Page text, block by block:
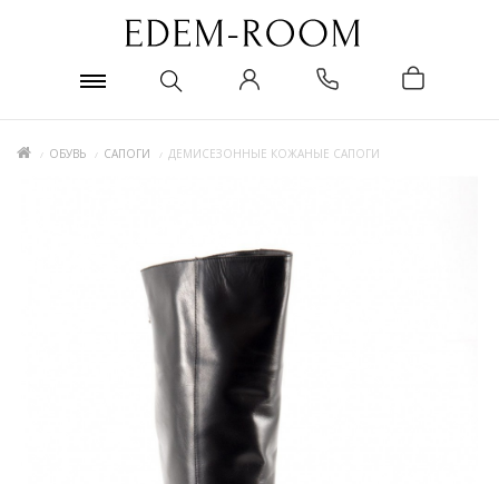
ОБУВЬ САПОГИ ДЕМИСЕЗОННЫЕ КОЖАНЫЕ САПОГИ